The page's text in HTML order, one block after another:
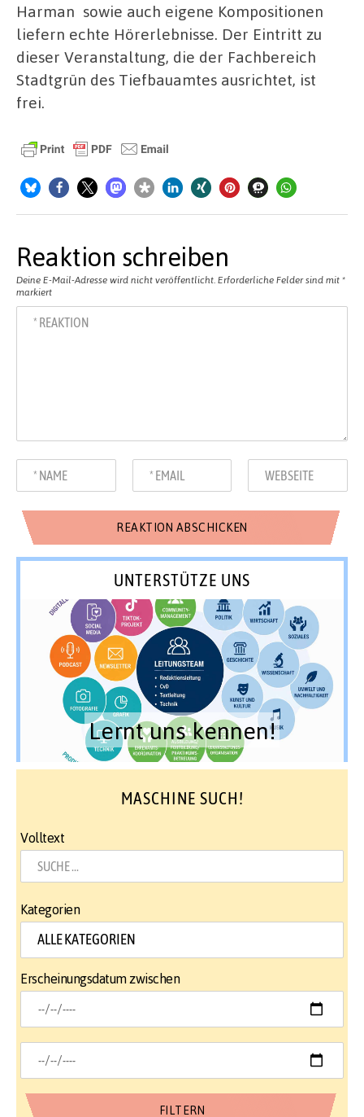
Harman sowie auch eigene Kompositionen
liefern echte Hörerlebnisse. Der Eintritt zu
dieser Veranstaltung, die der Fachbereich
Stadtgrün des Tiefbauamtes ausrichtet, ist
frei.
Reaktion schreiben
Deine E-Mail-Adresse wird nicht veröffentlicht. Erforderliche Felder sind mit *
markiert
UNTERSTÜTZE UNS
Lernt uns kennen!
MASCHINE SUCH!
Volltext
Kategorien
Erscheinungsdatum zwischen